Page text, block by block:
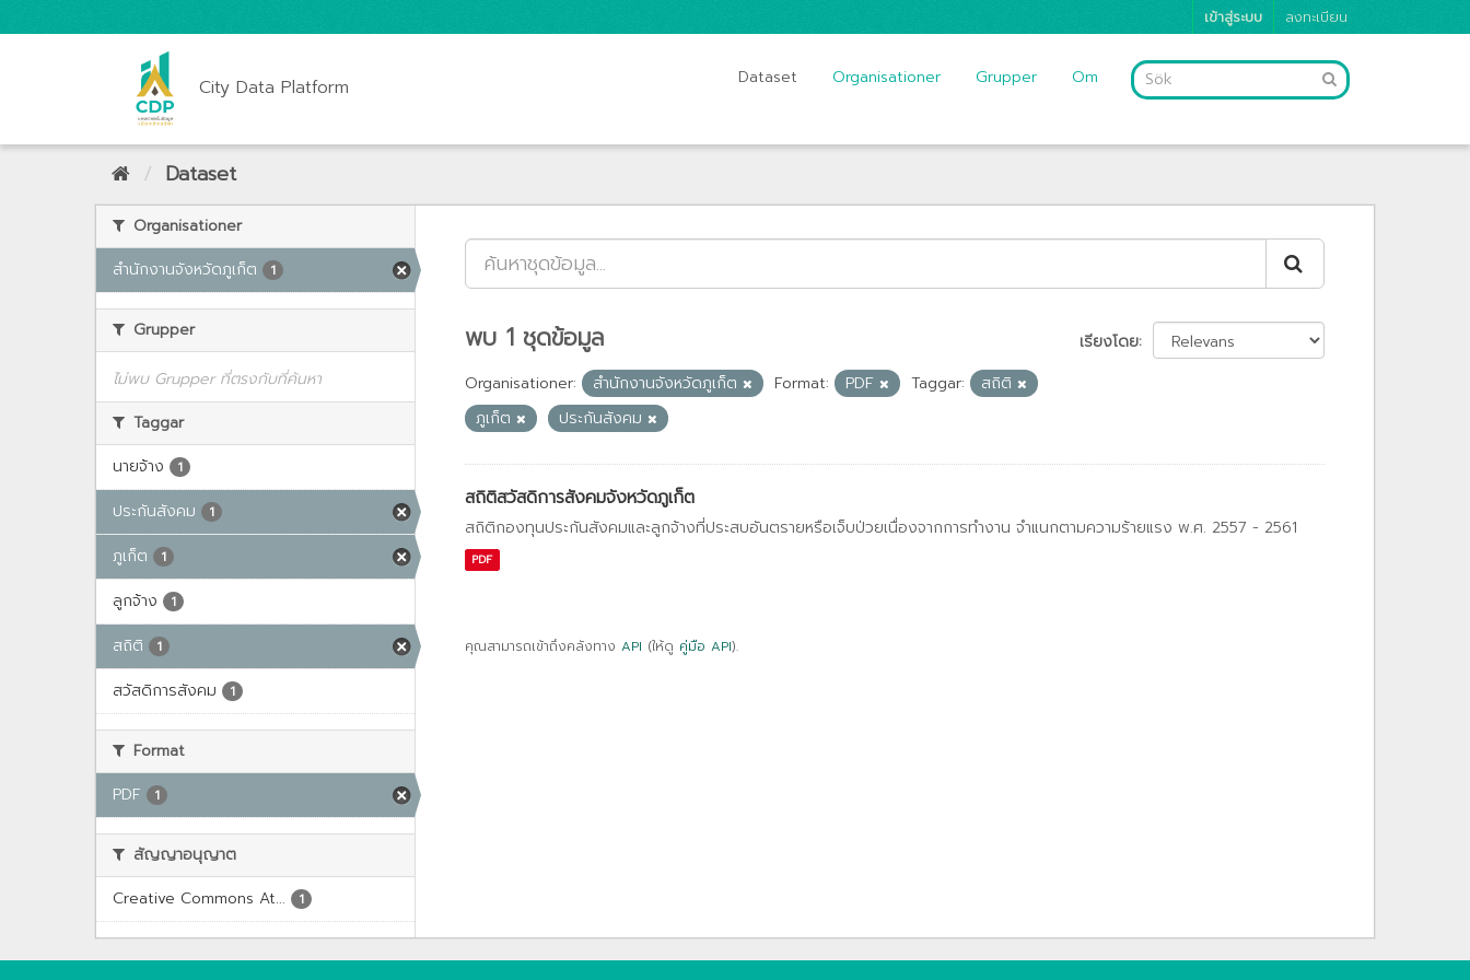
เข้าสู่ระบบ ลงทะเบียน
City Data Platform Dataset Organisationer Grupper Om
Dataset
Organisationer
สำนักงานจังหวัดภูเก็ต
1
Grupper
ไม่พบ Grupper ที่ตรงกับที่ค้นหา
Taggar
นายจ้าง
1
ประกันสังคม 1
ภูเก็ต 1
ลูกจ้าง 1
สถิติ 1
สวัสดิการสังคม 1
Format
PDF
1
สัญญาอนุญาต
Creative Commons At...
1
เรียงโดย
พบ 1 ชุดข้อมูล
Organisationer: สำนักงานจังหวัดภูเก็ต Format: PDF Taggar:
สถิติ
ภูเก็ต
ประกันสังคม
สถิติสวัสดิการสังคมจังหวัดภูเก็ต
สถิติกองทุนประกันสังคมและลูกจ้างที่ประสบอันตรายหรือเจ็บป่วยเนื่องจากการทํางาน จําแนกตามความร้ายแรง พ.ศ. 2557 - 2561
PDF
คุณสามารถเข้าถึงคลังทาง API (ให้ดู คู่มือ API).